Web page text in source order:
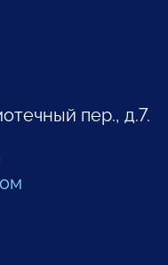
пер., д.7.